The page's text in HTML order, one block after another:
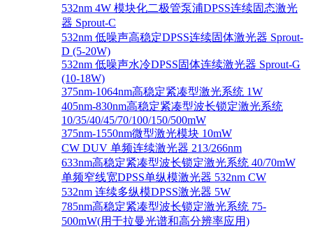
532nm 4W 模块化二极管泵浦DPSS连续固态激光
器 Sprout-C
532nm 低噪声高稳定DPSS连续固体激光器 Sprout-
D (5-20W)
532nm 低噪声水冷DPSS固体连续激光器 Sprout-G
(10-18W)
375nm-1064nm高稳定紧凑型激光系统 1W
405nm-830nm高稳定紧凑型波长锁定激光系统
10/35/40/45/70/100/150/500mW
375nm-1550nm微型激光模块 10mW
CW DUV 单频连续激光器 213/266nm
633nm高稳定紧凑型波长锁定激光系统 40/70mW
单频窄线宽DPSS单纵模激光器 532nm CW
532nm 连续多纵模DPSS激光器 5W
785nm高稳定紧凑型波长锁定激光系统 75-
500mW(用于拉曼光谱和高分辨率应用)